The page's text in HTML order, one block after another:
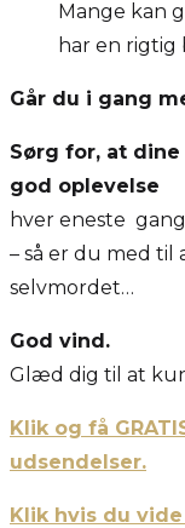
Mange kan
har en rigtig
Går du i gang
Sørg for, at
god oplevelse
hver eneste
– så er du med til
selvmordet…
God vind.
Glæd dig til at
Klik og få
udsendelser.
Klik hvis du